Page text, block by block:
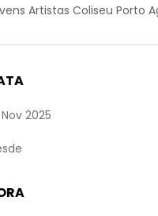
Artistas Coliseu Porto
Nov 2025